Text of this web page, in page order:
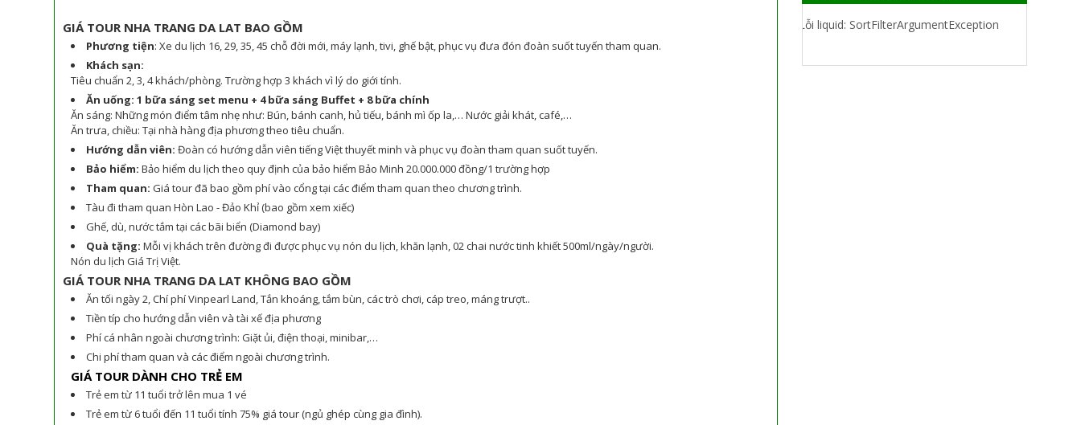
GIÁ TOUR NHA TRANG DA LAT BAO GỒM
Phương tiện: Xe du lịch 16, 29, 35, 45 chỗ đời mới, máy lạnh, tivi, ghế bật, phục vụ đưa đón đoàn suốt tuyến tham quan.
Khách sạn:
Tiêu chuẩn 2, 3, 4 khách/phòng. Trường hợp 3 khách vì lý do giới tính.
Ăn uống: 1 bữa sáng set menu + 4 bữa sáng Buffet + 8 bữa chính
Ăn sáng: Những món điểm tâm nhẹ như: Bún, bánh canh, hủ tiếu, bánh mì ốp la,… Nước giải khát, café,…
Ăn trưa, chiều: Tại nhà hàng địa phương theo tiêu chuẩn.
Hướng dẫn viên: Đoàn có hướng dẫn viên tiếng Việt thuyết minh và phục vụ đoàn tham quan suốt tuyến.
Bảo hiểm: Bảo hiểm du lịch theo quy định của bảo hiểm Bảo Minh 20.000.000 đồng/1 trường hợp
Tham quan: Giá tour đã bao gồm phí vào cổng tại các điểm tham quan theo chương trình.
Tàu đi tham quan Hòn Lao - Đảo Khỉ (bao gồm xem xiếc)
Ghế, dù, nước tắm tại các bãi biển (Diamond bay)
Quà tặng: Mỗi vị khách trên đường đi được phục vụ nón du lịch, khăn lạnh, 02 chai nước tinh khiết 500ml/ngày/người.
Nón du lịch Giá Trị Việt.
GIÁ TOUR NHA TRANG DA LAT KHÔNG BAO GỒM
Ăn tối ngày 2, Chí phí Vinpearl Land, Tắn khoáng, tắm bùn, các trò chơi, cáp treo, máng trượt..
Tiền típ cho hướng dẫn viên và tài xế địa phương
Phí cá nhân ngoài chương trình: Giặt ủi, điện thoại, minibar,…
Chi phí tham quan và các điểm ngoài chương trình.
GIÁ TOUR DÀNH CHO TRẺ EM
Trẻ em từ 11 tuổi trở lên mua 1 vé
Trẻ em từ 6 tuổi đến 11 tuổi tính 75% giá tour (ngủ ghép cùng gia đình).
Lỗi liquid: SortFilterArgumentException